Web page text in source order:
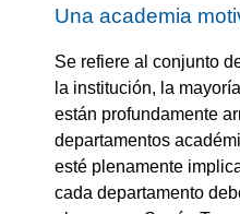
Una academia
Se refiere al conjunto
la institución, la
están profundamente
departamentos
esté plenamente
cada departamento